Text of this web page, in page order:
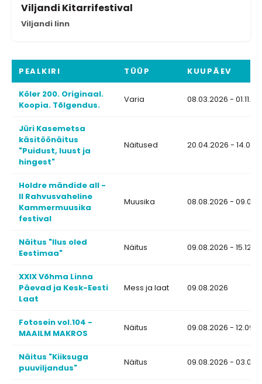
Viljandi Kitarrifestival
Viljandi linn
PEALKIRI TÜÜP KUUPÄEV
Köler 200. Originaal.
Koopia. Tõlgendus.
Varia 08.03.2026 -
Jüri Kasemetsa
käsitöönäitus
"Puidust, luust ja
hingest"
Näitused 20.04.2026 -
Holdre mändide all -
II Rahvusvaheline
Kammermuusika
festival
Muusika 08.08.2026 -
Näitus "Ilus oled
Eestimaa"
Näitus 09.08.2026 -
XXIX Võhma Linna
Päevad ja Kesk-Eesti
Laat
Mess ja laat 09.08.2026
Fotosein vol.104 -
MAAILM MAKROS
Näitus 09.08.2026 -
Näitus "Kiiksuga
puuviljandus"
Näitus 09.08.2026 -